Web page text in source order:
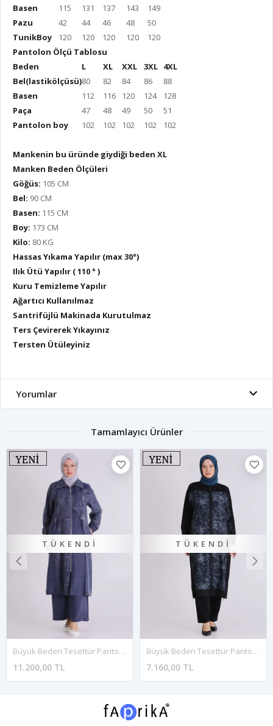
Basen
115 131 137 143
149
Pazu
42 44 46 48
50
TunikBoy
120 120 120 120
120
Pantolon Ölçü Tablosu
Beden
L XL XXL 3XL 4XL
Bel(lastikölçüsü)80 82 84 86
88
Basen
112 116 120 124
128
Paça
47 48 49 50
51
Pantolon boy
102 102 102 102 102
Mankenin bu üründe giydiği beden XL
Manken Beden Ölçüleri
Göğüs: 105 CM
Bel: 90 CM
Basen: 115 CM
Boy: 173 CM
Kilo: 80 KG
Hassas Yıkama Yapılır (max 30°)
Ilık Ütü Yapılır ( 110 ° )
Kuru Temizleme Yapılır
Ağartıcı Kullanılmaz
Santrifüjlü Makinada Kurutulmaz
Ters Çevirerek Yıkayınız
Tersten Ütüleyiniz
Yorumlar
Tamamlayıcı Ürünler
TÜKENDI
Büyük Beden Tesettür Pantolonlu Takım 35150 Denim Mavi
11.200,00 TL
TÜKENDI
Büyük Beden Tesettür Pantolonlu Takım 35148 Siyah
7.160,00 TL